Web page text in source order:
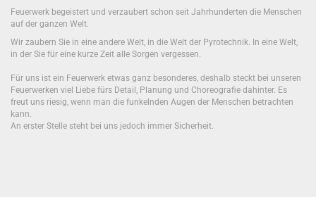
Feuerwerk begeistert und verzaubert schon seit Jahrhunderten die Menschen
auf der ganzen Welt.
Wir zaubern Sie in eine andere Welt, in die Welt der Pyrotechnik. In eine Welt,
in der Sie für eine kurze Zeit alle Sorgen vergessen.
Für uns ist ein Feuerwerk etwas ganz besonderes, deshalb steckt bei unseren
Feuerwerken viel Liebe fürs Detail, Planung und Choreografie dahinter. Es
freut uns riesig, wenn man die funkelnden Augen der Menschen betrachten
kann.
An erster Stelle steht bei uns jedoch immer Sicherheit.